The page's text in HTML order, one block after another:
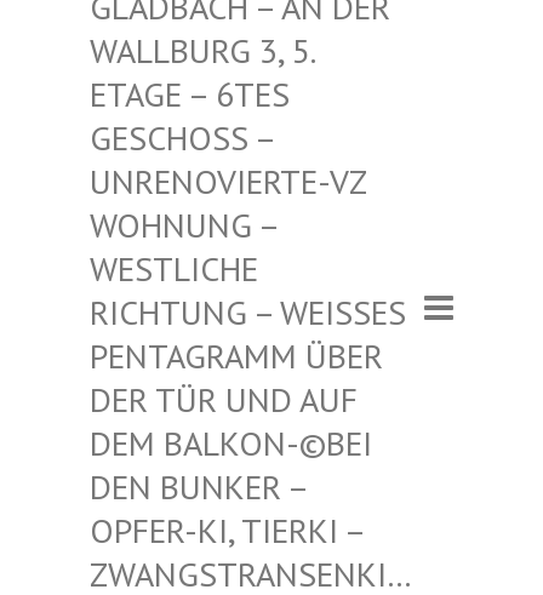
RG 3, 5. ETAGE
– 6TES GESCHO
SS – UNRENO
VIERTE-VZ WOHNUN
G – WESTLI
CHE RICHTU
NG – WEISSES PENTAGR
AMM ÜBER DER TÜR
UND AUF DEM BAL
KON-©BEI DEN BUN
KER – OPFER-K
I, TIERKI – ZWANGST
RANSENKI… – ZWANG